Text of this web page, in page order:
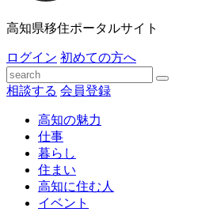
高知県移住ポータルサイト
ログイン 初めての方へ
相談する 会員登録
高知の魅力
仕事
暮らし
住まい
高知に住む人
イベント